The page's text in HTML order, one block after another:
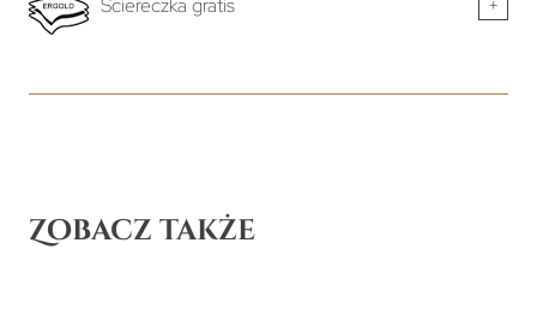
Ściereczka gratis +
Zobacz także